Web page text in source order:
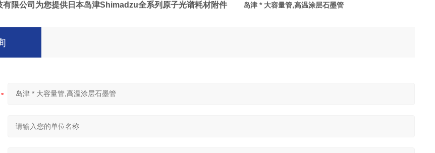
有限公司为您提供日本岛津Shimadzu全系列原子光谱耗材附件 岛津 * 大容量管,高温涂层石墨管